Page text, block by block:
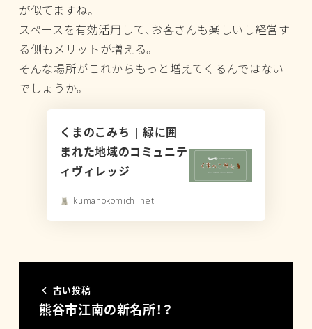
が似てますね。
スペースを有効活用して、お客さんも楽しいし経営す
る側もメリットが増える。
そんな場所がこれからもっと増えてくるんではない
でしょうか。
くまのこみち | 緑に囲
まれた地域のコミュニテ
ィヴィレッジ
kumanokomichi.net
古い投稿
熊谷市江南の新名所！？